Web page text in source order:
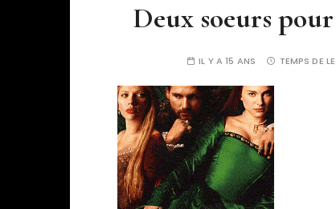
Deux soeurs
IL Y A 15 ANS TEMPS DE